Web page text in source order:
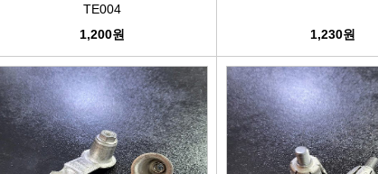
리
TE004
1,200원
1,230원